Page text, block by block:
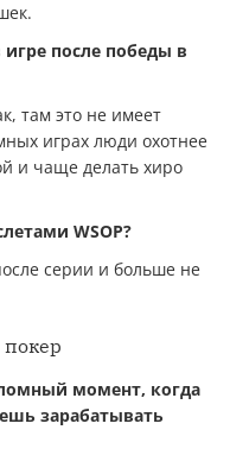
после победы в
там это не имеет
играх люди охотнее
и чаще делать хиро
WSOP?
серии и больше не
момент, когда
зарабатывать